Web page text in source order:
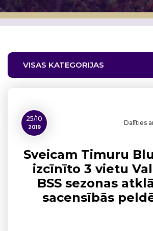
VISAS KATEGORIJAS
25/10
2019
Dalīties
Sveicam Timuru
izcīnīto 3 vietu
BSS sezonas
sacensībās